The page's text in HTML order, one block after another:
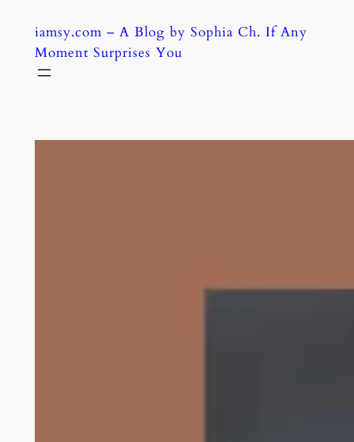
content
iamsy.com – A Blog by Sophia Ch. If Any
Moment Surprises You